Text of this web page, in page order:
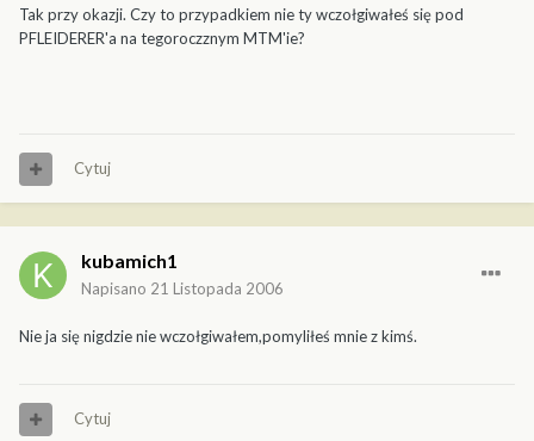
Tak przy okazji. Czy to przypadkiem nie ty wczołgiwałeś się pod
PFLEIDERER'a na tegoroczznym MTM'ie?
Cytuj
kubamich1
Napisano 21 Listopada 2006
Nie ja się nigdzie nie wczołgiwałem,pomyliłeś mnie z kimś.
Cytuj